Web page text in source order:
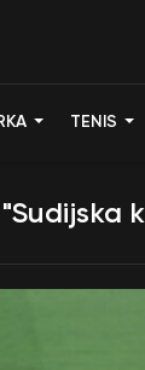
TENIS